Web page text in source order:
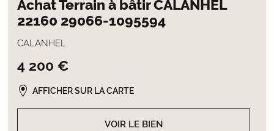
Achat Terrain à bâtir CALANHEL
22160 29066-1095594
CALANHEL
4 200 €
VOIR LE BIEN
AFFICHER SUR LA CARTE